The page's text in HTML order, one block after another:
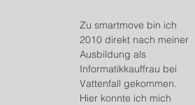
Zu smartmove bin ich
2010 direkt nach meiner
Ausbildung als
Informatikkauffrau bei
Vattenfall gekommen.
Hier konnte ich mich